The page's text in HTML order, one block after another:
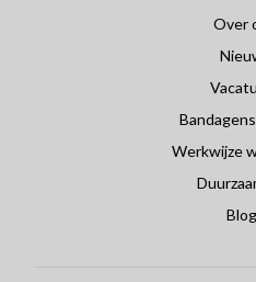
Over
Werkwijze